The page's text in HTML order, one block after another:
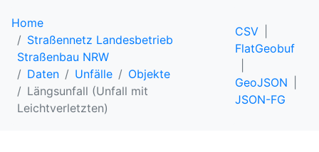
Home
Straßennetz Landesbetrieb
Straßenbau NRW
Daten
Unfälle
Objekte
Längsunfall (Unfall mit
Leichtverletzten)
CSV
FlatGeobuf
GeoJSON
JSON-FG